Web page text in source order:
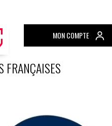
MON COMPTE
FRANÇAISES